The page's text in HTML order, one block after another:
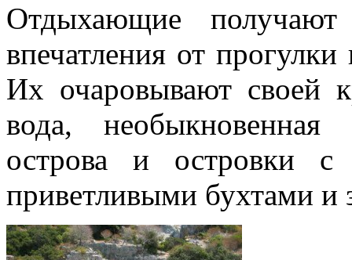
Отдыхающие
впечатления от
Их очаровывают своей
вода,
острова и островки с
приветливыми бухтами